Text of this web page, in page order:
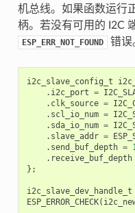
机总线。如果函数运行
柄。若没有可用的 I2C
ESP_ERR_NOT_FOUND 错误
i2c_slave_config_t
. i2c_port =
. clk_source =
. scl_io_num =
. sda_io_num =
. slave_addr =
. send_buf_depth =
. receive_buf_depth
};
i2c_slave_dev_handle_t
ESP_ERROR_CHECK(